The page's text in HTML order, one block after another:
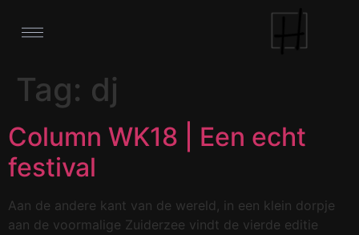
Tag: dj
Column WK18 | Een echt
festival
Aan de andere kant van de wereld, in een klein dorpje
aan de voormalige Zuiderzee vindt de vierde editie